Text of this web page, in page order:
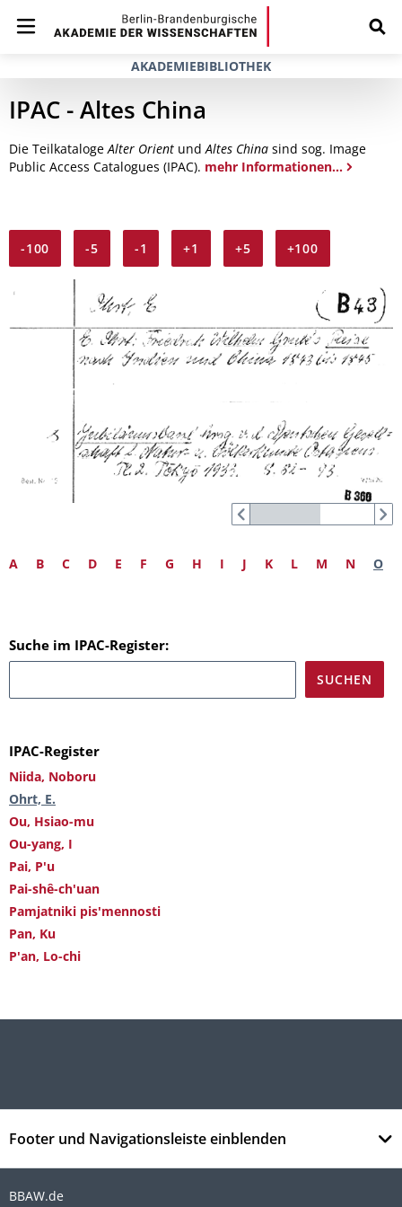
AKADEMIEBIBLIOTHEK
IPAC - Altes China
Die TeilkatalogeAlter Orient undAltes China sind sog. Image
Public Access Catalogues (IPAC). mehr Informationen...
-100 -5 -1 +1 +5 +100
A B C D E F G H I J K L M N O
Suche im IPAC-Register:
IPAC-Register
Niida, Noboru
Ohrt, E.
Ou, Hsiao-mu
Ou-yang, I
Pai, P'u
Pai-shê-ch'uan
Pamjatniki pis'mennosti
Pan, Ku
P'an, Lo-chi
Footer und Navigationsleiste einblenden
BBAW.de